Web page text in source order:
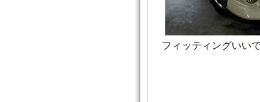
フィッティングいい